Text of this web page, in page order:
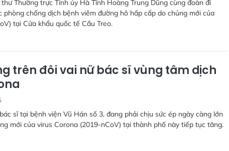
Thường trực Tỉnh ủy Hà Tĩnh Hoàng Trung Dũng cùng đoàn đi
phòng chống dịch bệnh viêm đường hô hấp cấp do chủng mới của
tại Cửa khẩu quốc tế Cầu Treo.
trên đôi vai nữ bác sĩ vùng tâm dịch
sĩ tại bệnh viện Vũ Hán số 3, đang phải chịu sức ép ngày càng lớn
mới của virus Corona (2019-nCoV) tại thành phố này tiếp tục tăng.